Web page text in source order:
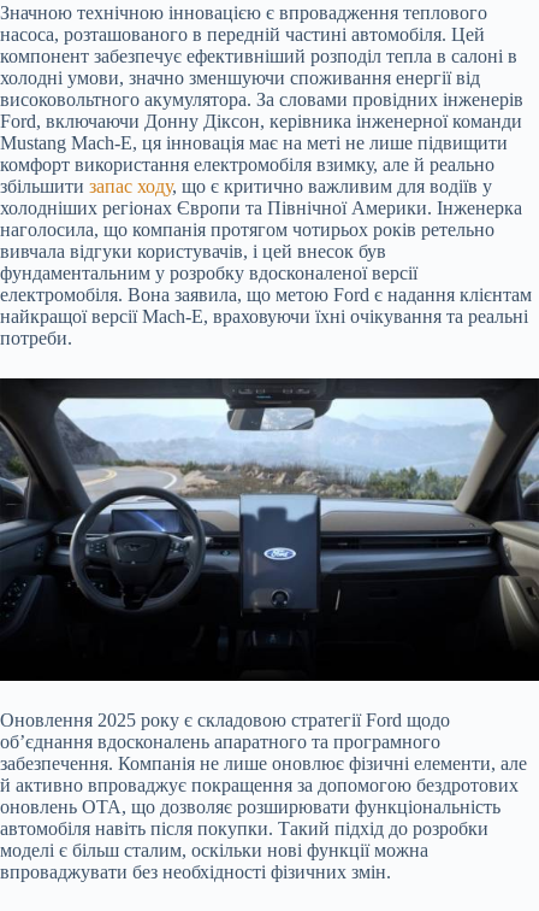
Значною технічною інновацією є впровадження теплового
насоса, розташованого в передній частині автомобіля. Цей
компонент забезпечує ефективніший розподіл тепла в салоні в
холодні умови, значно зменшуючи споживання енергії від
високовольтного акумулятора. За словами провідних інженерів
Ford, включаючи Донну Діксон, керівника інженерної команди
Mustang Mach-E, ця інновація має на меті не лише підвищити
комфорт використання електромобіля взимку, але й реально
збільшити запас ходу, що є критично важливим для водіїв у
холодніших регіонах Європи та Північної Америки. Інженерка
наголосила, що компанія протягом чотирьох років ретельно
вивчала відгуки користувачів, і цей внесок був
фундаментальним у розробку вдосконаленої версії
електромобіля. Вона заявила, що метою Ford є надання клієнтам
найкращої версії Mach-E, враховуючи їхні очікування та реальні
потреби.
Оновлення 2025 року є складовою стратегії Ford щодо
об’єднання вдосконалень апаратного та програмного
забезпечення. Компанія не лише оновлює фізичні елементи, але
й активно впроваджує покращення за допомогою бездротових
оновлень OTA, що дозволяє розширювати функціональність
автомобіля навіть після покупки. Такий підхід до розробки
моделі є більш сталим, оскільки нові функції можна
впроваджувати без необхідності фізичних змін.